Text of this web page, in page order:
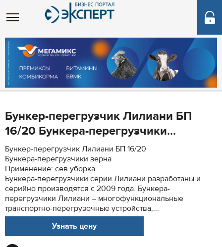
Бункер-перегрузчик Лилиани БП
16/20 Бункера-перегрузчики...
Бункер-перегрузчик Лилиани БП 16/20
Бункера-перегрузчики зерна
Применение: сев уборка
Бункера-перегрузчики серии Лилиани разработаны и
серийно производятся с 2009 года. Бункера-
перегрузчики Лилиани – многофункциональные
транспортно-перегрузочные устройства,...
Узнать цену